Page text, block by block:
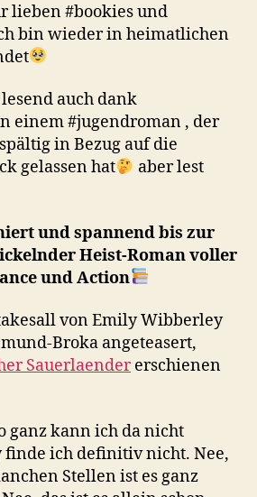
lieben #bookies und
bin wieder in heimatlichen
auch dank
einem #jugendroman , der
in Bezug auf die
gelassen hat
aber lest
und spannend bis zur
Heist-Roman voller
und Action
von Emily Wibberley
Broka angeteasert,
Sauerlaendererschienen
ganz kann ich da nicht
finde ich definitiv nicht. Nee,
Stellen ist es ganz